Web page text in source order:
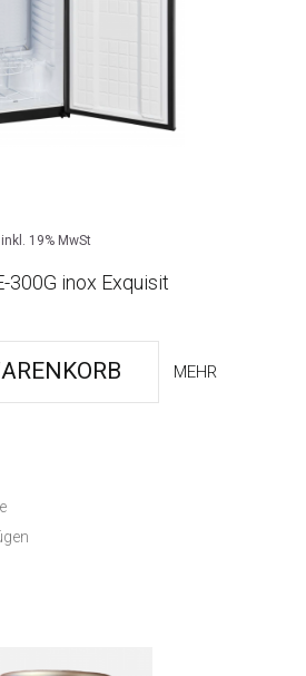
inkl. 19% MwSt
300G inox Exquisit
MEHR